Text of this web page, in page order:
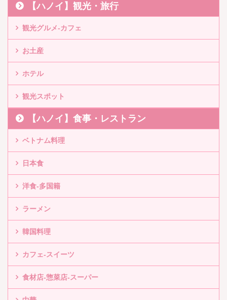
【ハノイ】観光・旅行
観光グルメ-カフェ
お土産
ホテル
観光スポット
【ハノイ】食事・レストラン
ベトナム料理
日本食
洋食-多国籍
ラーメン
韓国料理
カフェ-スイーツ
食材店-惣菜店-スーパー